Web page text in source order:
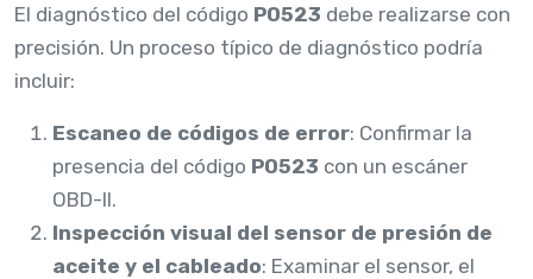
El diagnóstico del código P0523 debe realizarse con
precisión. Un proceso típico de diagnóstico podría
incluir:
Escaneo de códigos de error: Confirmar la
presencia del código P0523 con un escáner
OBD-II.
Inspección visual del sensor de presión de
aceite y el cableado: Examinar el sensor, el